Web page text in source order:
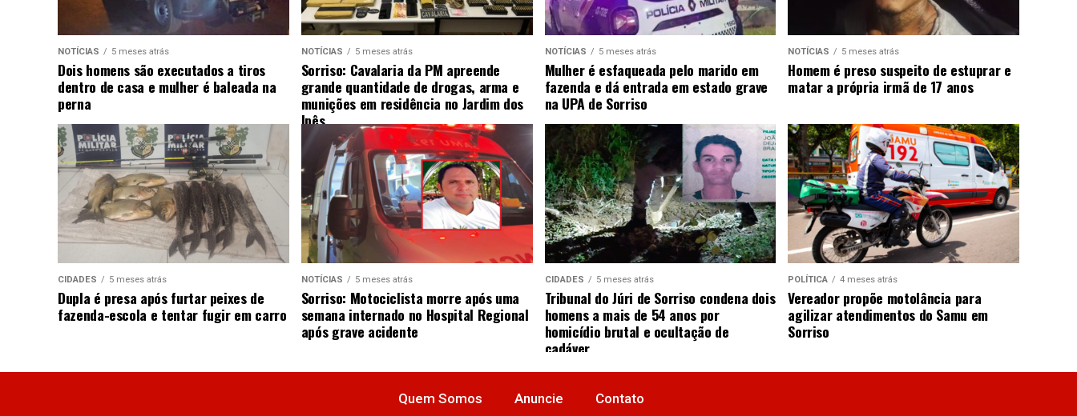
NOTÍCIAS 5 meses atrás
Dois homens são executados a tiros
dentro de casa e mulher é baleada na
perna
NOTÍCIAS 5 meses atrás
Sorriso: Cavalaria da PM apreende
grande quantidade de drogas, arma e
munições em residência no Jardim dos
Ipês
NOTÍCIAS 5 meses atrás
Mulher é esfaqueada pelo marido em
fazenda e dá entrada em estado grave
na UPA de Sorriso
NOTÍCIAS 5 meses atrás
Homem é preso suspeito de estuprar e
matar a própria irmã de 17 anos
CIDADES 5 meses atrás
Dupla é presa após furtar peixes de
fazenda-escola e tentar fugir em carro
NOTÍCIAS 5 meses atrás
Sorriso: Motociclista morre após uma
semana internado no Hospital Regional
após grave acidente
CIDADES 5 meses atrás
Tribunal do Júri de Sorriso condena dois
homens a mais de 54 anos por
homicídio brutal e ocultação de
cadáver
POLÍTICA 4 meses atrás
Vereador propõe motolância para
agilizar atendimentos do Samu em
Sorriso
Quem Somos Anuncie Contato